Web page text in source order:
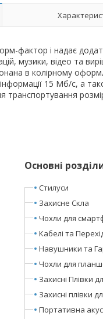
фактор і надає
музики, відео та
в колірному
15 Мб/с, а
транспортування
Основні
Стилуси
Захисне Скла
Чохли для
Кабелі та
Навушники та
Чохли для
Захисні Плівки
Захисні плівки
Портативна